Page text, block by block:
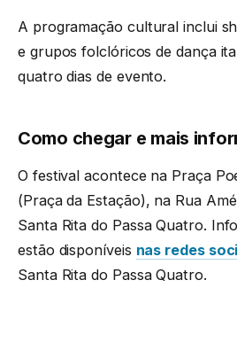
A programação cultural inclui
e grupos folclóricos de dança
quatro dias de evento.
Como chegar e mais
O festival acontece na Praça
(Praça da Estação), na Rua
Santa Rita do Passa Quatro.
estão disponíveis nas redes
Santa Rita do Passa Quatro.